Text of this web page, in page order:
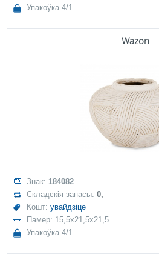
Упакоўка 4/1
Wazon
Знак: 184082
Складскія запасы:0,
Кошт:увайдзіце
Памер: 15,5x21,5x21,5
Упакоўка 4/1